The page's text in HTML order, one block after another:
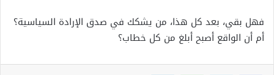
فهل بقي، بعد كل هذا، من يشكك في صدق الإرادة السياسية؟
أم أن الواقع أصبح أبلغ من كل خطاب؟